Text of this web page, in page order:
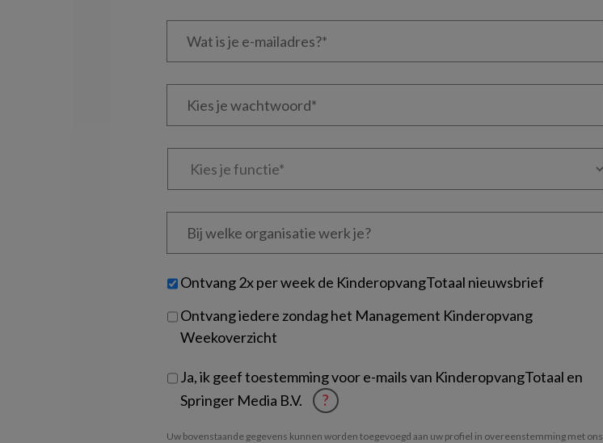
Wat
Kies
Kies
Bij
welke
je?
Untitled
Ontvang 2x per week de KinderopvangTotaal nieuwsbrief
Ontvang iedere zondag het Management Kinderopvang
Weekoverzicht
Ja, ik geef toestemming voor e-mails van KinderopvangTotaal en
Springer Media B.V.
?
Uw bovenstaande gegevens kunnen worden toegevoegd aan uw profiel in overeenstemming met ons